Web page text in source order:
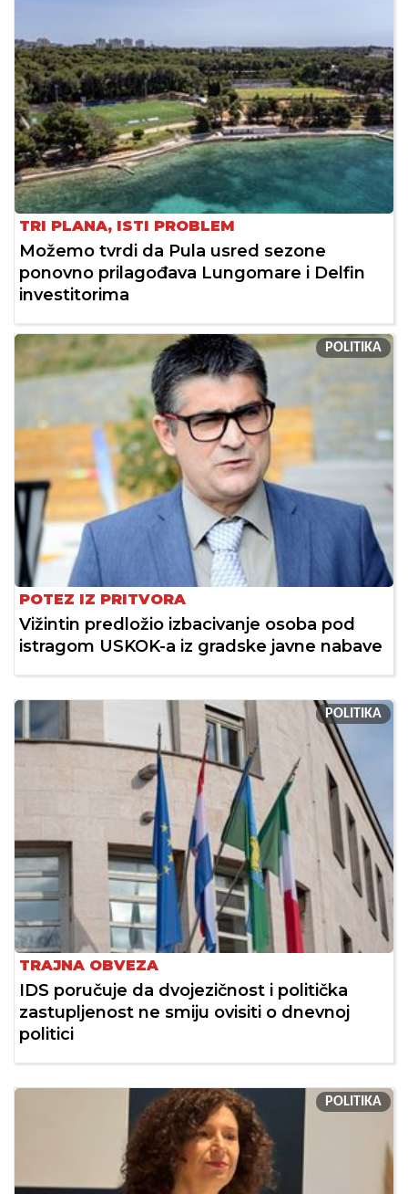
TRI PLANA, ISTI PROBLEM
Možemo tvrdi da Pula usred sezone
ponovno prilagođava Lungomare i Delfin
investitorima
POLITIKA
POTEZ IZ PRITVORA
Vižintin predložio izbacivanje osoba pod
istragom USKOK-a iz gradske javne nabave
POLITIKA
TRAJNA OBVEZA
IDS poručuje da dvojezičnost i politička
zastupljenost ne smiju ovisiti o dnevnoj
politici
POLITIKA